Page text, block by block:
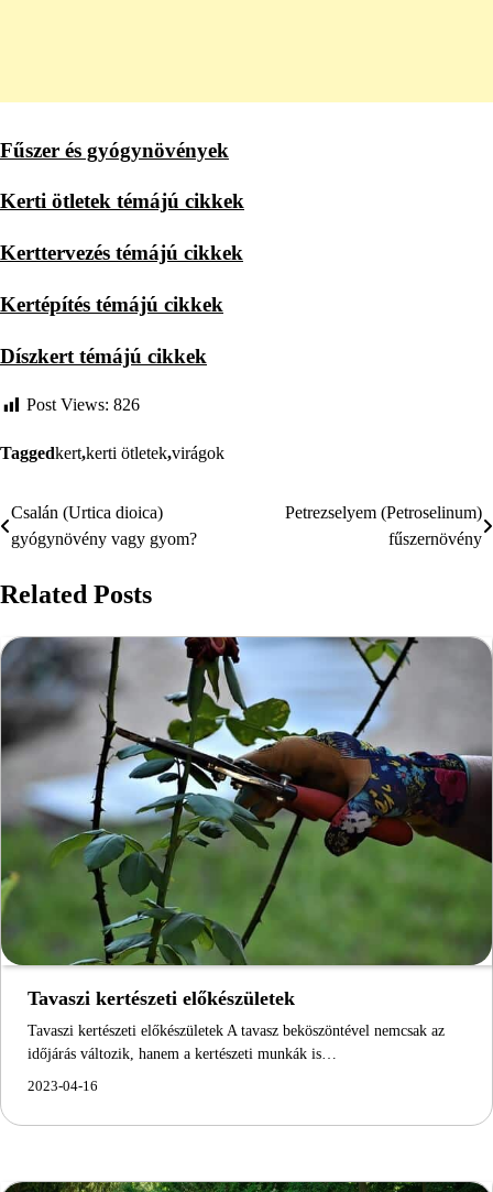
Fűszer és gyógynövények
Kerti ötletek témájú cikkek
Kerttervezés témájú cikkek
Kertépítés témájú cikkek
Díszkert témájú cikkek
Post Views: 826
Taggedkert,kerti ötletek,virágok
Bejegyzés
Csalán (Urtica dioica)
gyógynövény vagy gyom?
Petrezselyem (Petroselinum)
fűszernövény
Related Posts
Tavaszi kertészeti előkészületek
Tavaszi kertészeti előkészületek A tavasz beköszöntével nemcsak az
időjárás változik, hanem a kertészeti munkák is…
2023-04-16